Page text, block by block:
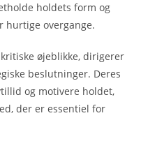
holdets form og
hurtige overgange.
øjeblikke, dirigerer
beslutninger. Deres
og motivere holdet,
der er essentiel for